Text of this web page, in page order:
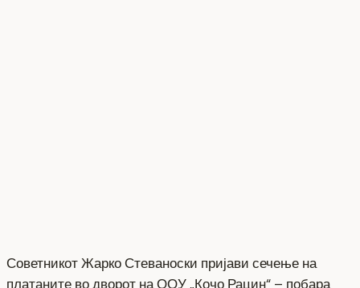
Советникот Жарко Стеваноски пријави сечење на
платаните во дворот на ООУ „Кочо Рацин“ – побара